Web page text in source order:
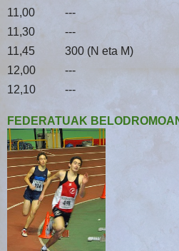
11,00
---
11,30
---
11,45
300 (N eta M)
12,00
---
12,10
---
FEDERATUAK